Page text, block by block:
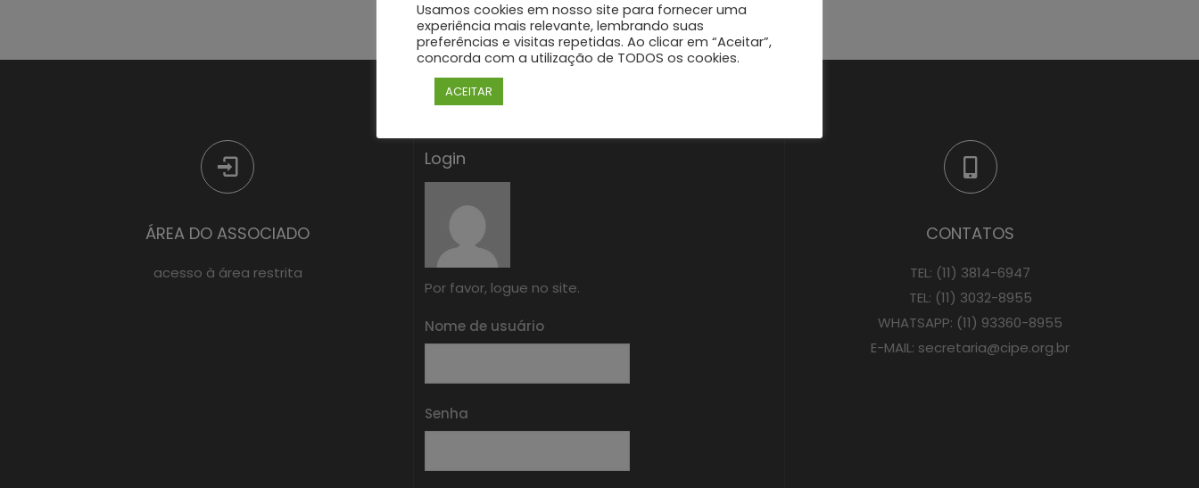
ÁREA DO ASSOCIADO
acesso à área restrita
Login
Por favor, logue no site.
Nome de usuário
Senha
CONTATOS
TEL: (11) 3814-6947
TEL: (11) 3032-8955
WHATSAPP: (11) 93360-8955
E-MAIL: secretaria@cipe.org.br
Usamos cookies em nosso site para fornecer uma
experiência mais relevante, lembrando suas
preferências e visitas repetidas. Ao clicar em “Aceitar”,
concorda com a utilização de TODOS os cookies.
ACEITAR